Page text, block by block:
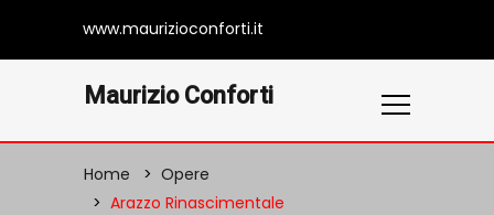
www.maurizioconforti.it
Maurizio Conforti
Home
Opere
Arazzo Rinascimentale